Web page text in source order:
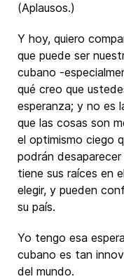
(Aplausos.)
Y hoy, quiero
que puede ser
cubano -
qué creo que
esperanza; y no es
que las cosas son
el optimismo ciego
podrán desaparecer
tiene sus raíces en
elegir, y pueden
su país.
Yo tengo esa
cubano es tan
del mundo.